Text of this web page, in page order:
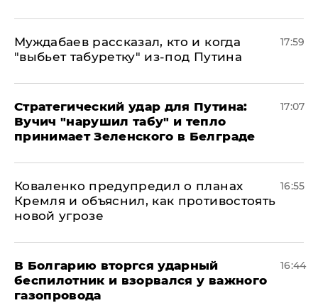
Муждабаев рассказал, кто и когда
"выбьет табуретку" из-под Путина
17:59
Стратегический удар для Путина:
Вучич "нарушил табу" и тепло
принимает Зеленского в Белграде
17:07
Коваленко предупредил о планах
Кремля и объяснил, как противостоять
новой угрозе
16:55
В Болгарию вторгся ударный
беспилотник и взорвался у важного
газопровода
16:44